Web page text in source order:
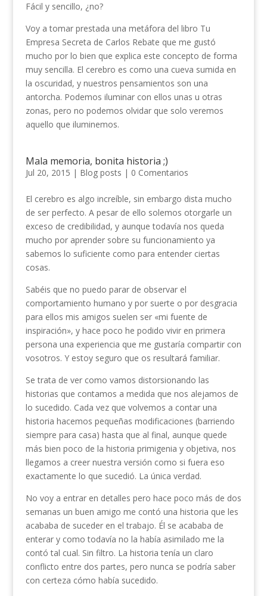
Fácil y sencillo, ¿no?
Voy a tomar prestada una metáfora del libro Tu
Empresa Secreta de Carlos Rebate que me gustó
mucho por lo bien que explica este concepto de forma
muy sencilla. El cerebro es como una cueva sumida en
la oscuridad, y nuestros pensamientos son una
antorcha. Podemos iluminar con ellos unas u otras
zonas, pero no podemos olvidar que solo veremos
aquello que iluminemos.
Mala memoria, bonita historia ;)
Jul 20, 2015 | Blog posts | 0 Comentarios
El cerebro es algo increíble, sin embargo dista mucho
de ser perfecto. A pesar de ello solemos otorgarle un
exceso de credibilidad, y aunque todavía nos queda
mucho por aprender sobre su funcionamiento ya
sabemos lo suficiente como para entender ciertas
cosas.
Sabéis que no puedo parar de observar el
comportamiento humano y por suerte o por desgracia
para ellos mis amigos suelen ser «mi fuente de
inspiración», y hace poco he podido vivir en primera
persona una experiencia que me gustaría compartir con
vosotros. Y estoy seguro que os resultará familiar.
Se trata de ver como vamos distorsionando las
historias que contamos a medida que nos alejamos de
lo sucedido. Cada vez que volvemos a contar una
historia hacemos pequeñas modificaciones (barriendo
siempre para casa) hasta que al final, aunque quede
más bien poco de la historia primigenia y objetiva, nos
llegamos a creer nuestra versión como si fuera eso
exactamente lo que sucedió. La única verdad.
No voy a entrar en detalles pero hace poco más de dos
semanas un buen amigo me contó una historia que les
acababa de suceder en el trabajo. Él se acababa de
enterar y como todavía no la había asimilado me la
contó tal cual. Sin filtro. La historia tenía un claro
conflicto entre dos partes, pero nunca se podría saber
con certeza cómo había sucedido.